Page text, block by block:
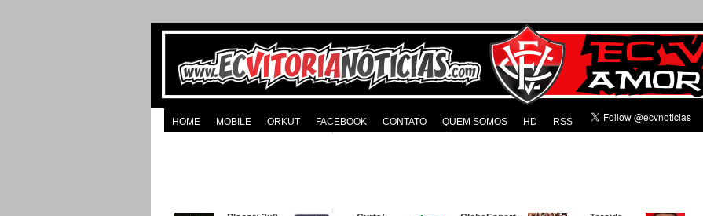
HOME MOBILE ORKUT FACEBOOK CONTATO QUEM SOMOS HD RSS